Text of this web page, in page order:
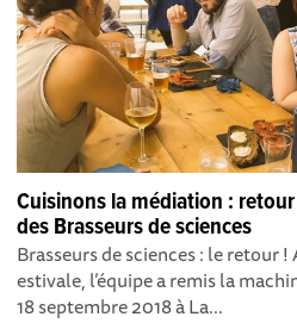
Cuisinons la médiation :
des Brasseurs de sciences
Brasseurs de sciences : le retour
estivale, l’équipe a remis la
18 septembre 2018 à La...